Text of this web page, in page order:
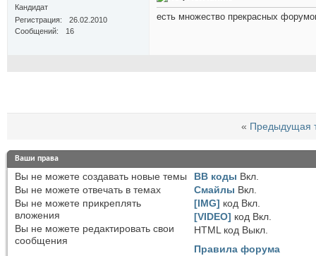
Кандидат
Регистрация
26.02.2010
Сообщений
16
есть множество прекрасных
« Предыдущая
Ваши права
Вы не можете создавать новые темы
Вы не можете отвечать в темах
Вы не можете прикреплять
вложения
Вы не можете редактировать свои
сообщения
BB коды Вкл.
Смайлы Вкл.
[IMG] код Вкл.
[VIDEO] код Вкл.
HTML код Выкл.
Правила форума